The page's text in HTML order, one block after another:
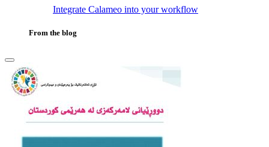
Integrate Calameo into your workflow
From the blog